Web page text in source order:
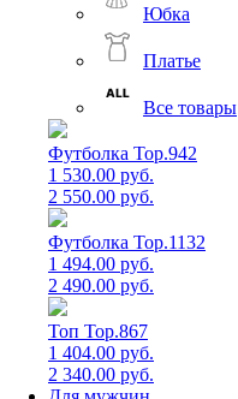
Юбка
Платье
Все товары
Футболка Top.942
1 530.00 руб.
2 550.00 руб.
Футболка Top.1132
1 494.00 руб.
2 490.00 руб.
Топ Top.867
1 404.00 руб.
2 340.00 руб.